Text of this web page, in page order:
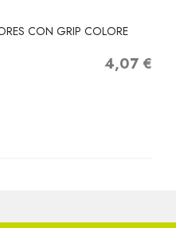
CON GRIP COLORE
Precio
4,07 €